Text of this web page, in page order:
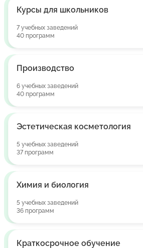
Курсы для школьников
7 учебных заведений
40 программ
Производство
6 учебных заведений
40 программ
Эстетическая косметология
5 учебных заведений
37 программ
Химия и биология
5 учебных заведений
36 программ
Краткосрочное обучение